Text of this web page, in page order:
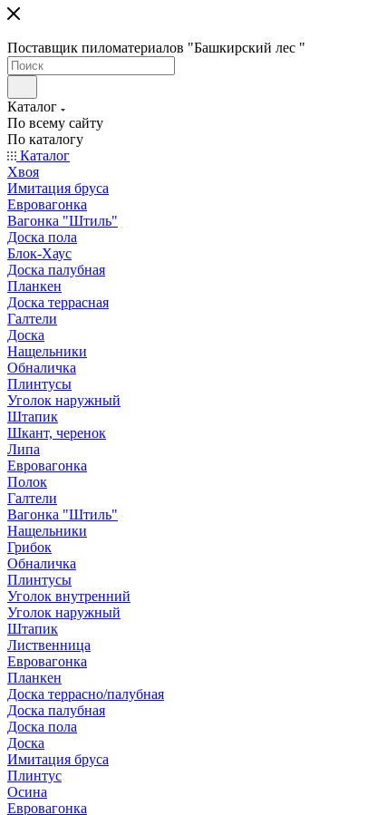
Поставщик пиломатериалов "Башкирский лес "
Каталог
По всему сайту
По каталогу
Каталог
Хвоя
Имитация бруса
Евровагонка
Вагонка "Штиль"
Доска пола
Блок-Хаус
Доска палубная
Планкен
Доска террасная
Галтели
Доска
Нащельники
Обналичка
Плинтусы
Уголок наружный
Штапик
Шкант, черенок
Липа
Евровагонка
Полок
Галтели
Вагонка "Штиль"
Нащельники
Грибок
Обналичка
Плинтусы
Уголок внутренний
Уголок наружный
Штапик
Лиственница
Евровагонка
Планкен
Доска террасно/палубная
Доска палубная
Доска пола
Доска
Имитация бруса
Плинтус
Осина
Евровагонка